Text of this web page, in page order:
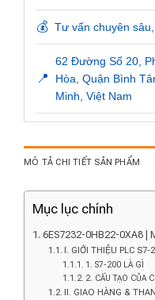
💰 Tư vấn chuyên
📍
62 Đường Số 20,
Hòa, Quận Bình
Minh, Việt Nam
MÔ TẢ CHI TIẾT SẢN PHẨM
Mục lục chính
6ES7232-0HB22-0XA8 |
I. GIỚI THIỆU PLC S7-
1. S7-200 LÀ GÌ
2. CẤU TẠO CỦA
II. GIAO HÀNG &